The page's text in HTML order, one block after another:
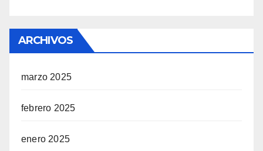
ARCHIVOS
marzo 2025
febrero 2025
enero 2025